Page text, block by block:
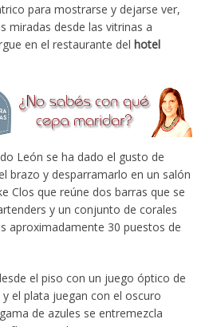
para mostrarse y dejarse ver,
miradas desde las vitrinas a
en el restaurante del hotel
León se ha dado el gusto de
brazo y desparramarlo en un salón
Clos que reúne dos barras que se
y un conjunto de corales
aproximadamente 30 puestos de
el piso con un juego óptico de
el plata juegan con el oscuro
de azules se entremezcla